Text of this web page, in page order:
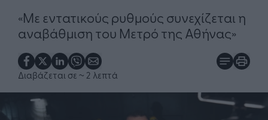
«Με εντατικούς ρυθμούς συνεχίζεται η
αναβάθμιση του Μετρό της Αθήνας»
Διαβάζεται σε ~ 2 λεπτά